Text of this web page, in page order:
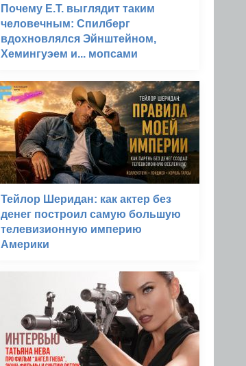
Почему E.T. выглядит таким
человечным: Спилберг
вдохновлялся Эйнштейном,
Хемингуэем и... мопсами
Тейлор Шеридан: как актер без
денег построил самую большую
телевизионную империю
Америки